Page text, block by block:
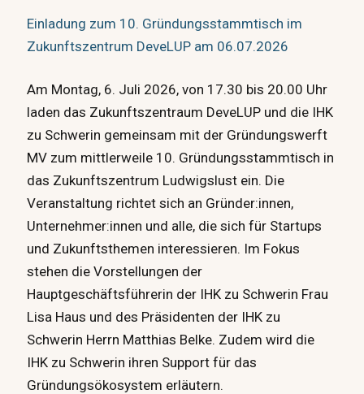
Einladung zum 10. Gründungsstammtisch im
Zukunftszentrum DeveLUP am 06.07.2026
Am Montag, 6. Juli 2026, von 17.30 bis 20.00 Uhr
laden das Zukunftszentraum DeveLUP und die IHK
zu Schwerin gemeinsam mit der Gründungswerft
MV zum mittlerweile 10. Gründungsstammtisch in
das Zukunftszentrum Ludwigslust ein. Die
Veranstaltung richtet sich an Gründer:innen,
Unternehmer:innen und alle, die sich für Startups
und Zukunftsthemen interessieren. Im Fokus
stehen die Vorstellungen der
Hauptgeschäftsführerin der IHK zu Schwerin Frau
Lisa Haus und des Präsidenten der IHK zu
Schwerin Herrn Matthias Belke. Zudem wird die
IHK zu Schwerin ihren Support für das
Gründungsökosystem erläutern.